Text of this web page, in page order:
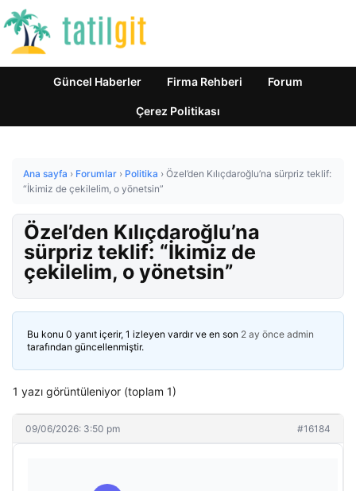
Güncel Haberler Firma Rehberi Forum
Çerez Politikası
Ana sayfa › Forumlar › Politika › Özel’den Kılıçdaroğlu’na sürpriz teklif:
“İkimiz de çekilelim, o yönetsin”
Özel’den Kılıçdaroğlu’na
sürpriz teklif: “İkimiz de
çekilelim, o yönetsin”
Bu konu 0 yanıt içerir, 1 izleyen vardır ve en son 2 ay önce admin
tarafından güncellenmiştir.
1 yazı görüntüleniyor (toplam 1)
09/06/2026: 3:50 pm #16184